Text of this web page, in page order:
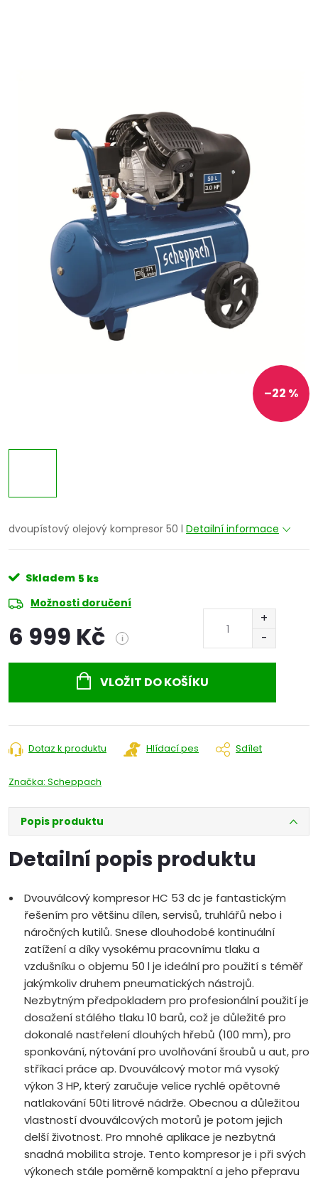
–22 %
dvoupístový olejový kompresor 50 l Detailní informace
Skladem 5 ks
Možnosti doručení
6 999 Kč i
VLOŽIT DO KOŠÍKU
Dotaz k produktu Hlídací pes Sdílet
Značka: Scheppach
Popis produktu
Detailní popis produktu
Dvouválcový kompresor HC 53 dc je fantastickým
řešením pro většinu dílen, servisů, truhlářů nebo i
náročných kutilů. Snese dlouhodobé kontinuální
zatížení a díky vysokému pracovnímu tlaku a
vzdušníku o objemu 50 l je ideální pro použití s téměř
jakýmkoliv druhem pneumatických nástrojů.
Nezbytným předpokladem pro profesionální použití je
dosažení stálého tlaku 10 barů, což je důležité pro
dokonalé nastřelení dlouhých hřebů (100 mm), pro
sponkování, nýtování pro uvolňování šroubů u aut, pro
stříkací práce ap. Dvouválcový motor má vysoký
výkon 3 HP, který zaručuje velice rychlé opětovné
natlakování 50ti litrové nádrže. Obecnou a důležitou
vlastností dvouválcových motorů je potom jejich
delší životnost. Pro mnohé aplikace je nezbytná
snadná mobilita stroje. Tento kompresor je i při svých
výkonech stále poměrně kompaktní a jeho přepravu